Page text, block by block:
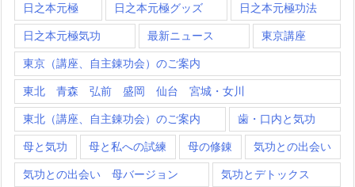
日之本元極 日之本元極グッズ 日之本元極功法
日之本元極気功 最新ニュース 東京講座
東京（講座、自主錬功会）のご案内
東北 青森 弘前 盛岡 仙台 宮城・女川
東北（講座、自主錬功会）のご案内 歯・口内と気功
母と気功 母と私への試練 母の修錬 気功との出会い
気功との出会い 母バージョン 気功とデトックス